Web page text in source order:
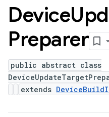
Device
Preparer
public abstract class
extends